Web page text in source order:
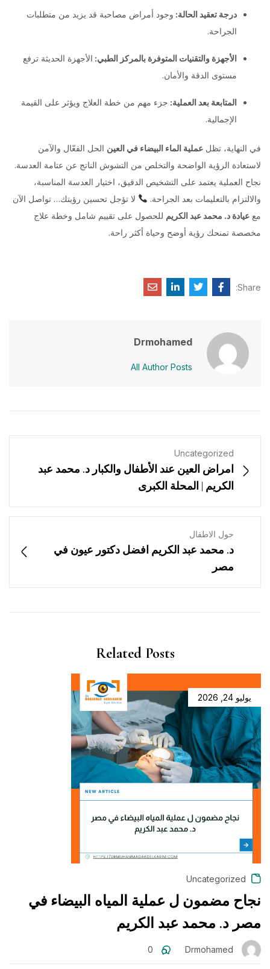
درجة تعقيد الحالة: وجود أمراض مصاحبة قد يزيد من متطلبات
الجراحة.
الأجهزة والتقنيات المتوفرة بالمركز الطبي: الأجهزة الحديثة ترفع
مستوى الدقة والأمان.
المتابعة بعد العملية: جزء مهم من خطة العلاج ويؤثر على القيمة
الإجمالية.
في النهاية، تظل عملية الماء البيضاء في العينالحل الفعّال والآمن
لاستعادة الرؤية الواضحة والتخلص من التشوش الناتج عن عتامة العدسة.
نجاح العملية يعتمد على التشخيص الدقيق، اختيار العدسة المناسبة،
والالتزام بالتعليمات بعد الجراحة.
لا تؤجل تحسين رؤيتك… تواصل الآن
مع عيادة د. محمد عبد الكريمللحصول على تقييم شامل وخطة علاج
مخصصة تمنحك رؤية أوضح وحياة أكثر راحة.
Share:
Drmohamed
All Author Posts
Uncategorized
امراض العين عند الأطفال والكبار د. محمد عبد
الكريم | المحلة الكبرى
حول الاطفال
د. محمد عبد الكريم افضل دكتور عيون في
مصر
Related Posts
يوليو 24, 2026
Uncategorized
نجاح مضمون ل عملية المياه البيضاء في
مصر د. محمد عبد الكريم
Drmohamed
0